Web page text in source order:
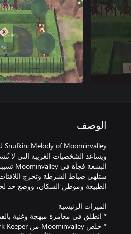
الوصف
ويساعد الشخصيات الغريبة التي
ستلهي ضباط الشرطة وتخرج اللافتات